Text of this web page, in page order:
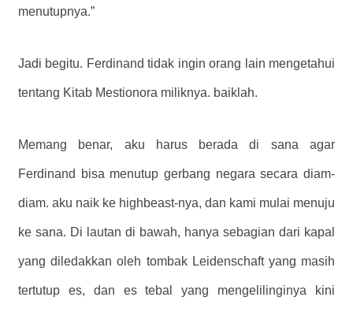
menutupnya.”
Jadi begitu. Ferdinand tidak ingin orang lain mengetahui
tentang Kitab Mestionora miliknya. baiklah.
Memang benar, aku harus berada di sana agar
Ferdinand bisa menutup gerbang negara secara diam-
diam. aku naik ke highbeast-nya, dan kami mulai menuju
ke sana. Di lautan di bawah, hanya sebagian dari kapal
yang diledakkan oleh tombak Leidenschaft yang masih
tertutup es, dan es tebal yang mengelilinginya kini